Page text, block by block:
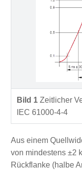
Bild 1Zeitlicher
IEC 61000-4-4
Aus einem
von mindestens ±2
Rückflanke (halbe